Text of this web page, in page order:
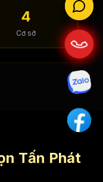
4
Cơ sở
Tấn Phát